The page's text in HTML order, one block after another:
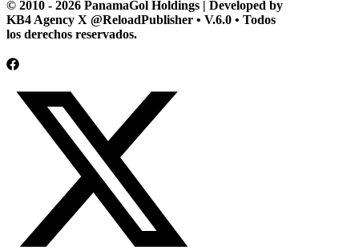
© 2010 - 2026 PanamaGol Holdings | Developed by
KB4 Agency X @ReloadPublisher • V.6.0 • Todos
los derechos reservados.